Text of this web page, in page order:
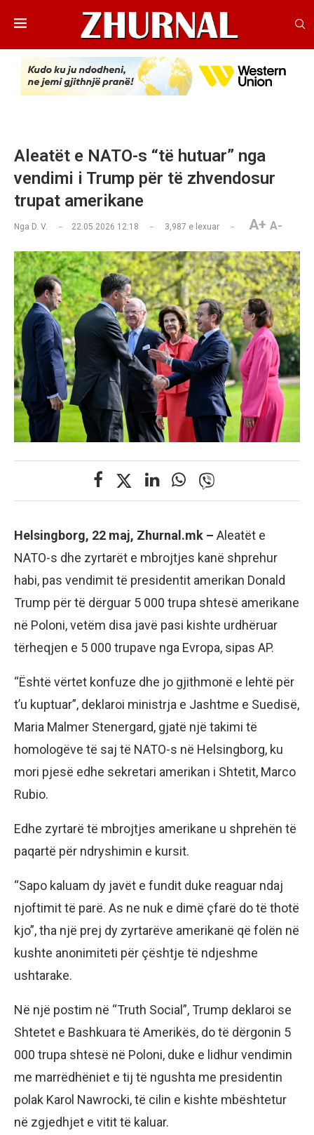
Aleatët e NATO-s “të hutuar” nga
vendimi i Trump për të zhvendosur
trupat amerikane
Nga D. V. 22.05.2026 12:18 3,987 e lexuar A+ A-
Helsingborg, 22 maj, Zhurnal.mk – Aleatët e
NATO-s dhe zyrtarët e mbrojtjes kanë shprehur
habi, pas vendimit të presidentit amerikan Donald
Trump për të dërguar 5 000 trupa shtesë amerikane
në Poloni, vetëm disa javë pasi kishte urdhëruar
tërheqjen e 5 000 trupave nga Evropa, sipas AP.
“Është vërtet konfuze dhe jo gjithmonë e lehtë për
t’u kuptuar”, deklaroi ministrja e Jashtme e Suedisë,
Maria Malmer Stenergard, gjatë një takimi të
homologëve të saj të NATO-s në Helsingborg, ku
mori pjesë edhe sekretari amerikan i Shtetit, Marco
Rubio.
Edhe zyrtarë të mbrojtjes amerikane u shprehën të
paqartë për ndryshimin e kursit.
“Sapo kaluam dy javët e fundit duke reaguar ndaj
njoftimit të parë. As ne nuk e dimë çfarë do të thotë
kjo”, tha një prej dy zyrtarëve amerikanë që folën në
kushte anonimiteti për çështje të ndjeshme
ushtarake.
Në një postim në “Truth Social”, Trump deklaroi se
Shtetet e Bashkuara të Amerikës, do të dërgonin 5
000 trupa shtesë në Poloni, duke e lidhur vendimin
me marrëdhëniet e tij të ngushta me presidentin
polak Karol Nawrocki, të cilin e kishte mbështetur
në zgjedhjet e vitit të kaluar.